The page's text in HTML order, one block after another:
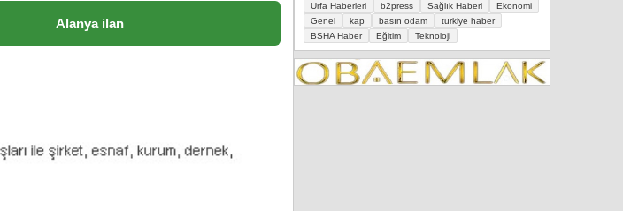
Alanya ilan
Urfa Haberleri
b2press Sağlık Haberi
Ekonomi
Genel
kap basın odam
turkiye haber
BSHA Haber
Eğitim Teknoloji